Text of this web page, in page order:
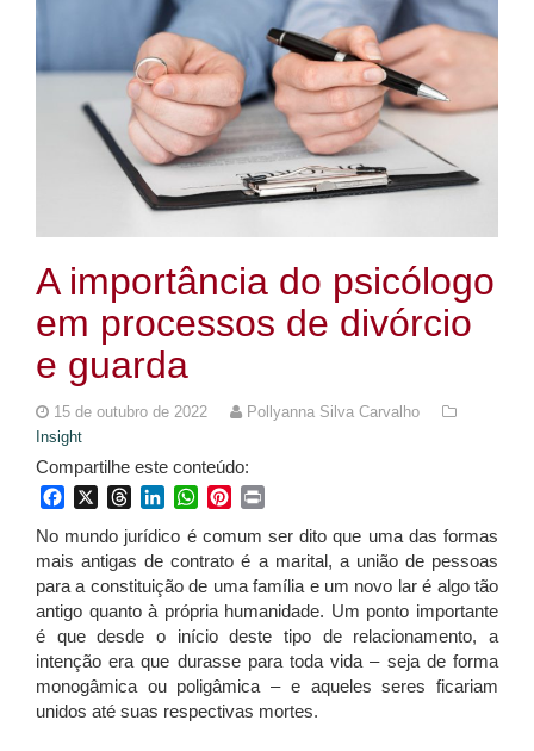
A importância do psicólogo
em processos de divórcio
e guarda
15 de outubro de 2022
Pollyanna Silva Carvalho
Insight
Compartilhe este conteúdo:
FacebookThreadsLinkedInWhatsApp
Pinterest
No mundo jurídico é comum ser dito que uma das formas
mais antigas de contrato é a marital, a união de pessoas
para a constituição de uma família e um novo lar é algo tão
antigo quanto à própria humanidade. Um ponto importante
é que desde o início deste tipo de relacionamento, a
intenção era que durasse para toda vida – seja de forma
monogâmica ou poligâmica – e aqueles seres ficariam
unidos até suas respectivas mortes.